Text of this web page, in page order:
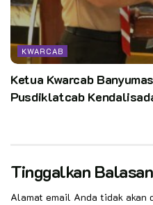
KWARCAB
Ketua Kwarcab
Pusdiklatcab
Tinggalkan Balasan
Alamat email Anda tidak akan